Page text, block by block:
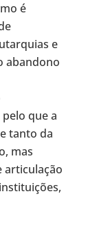
é
e
abandono
que a
tanto da
mas
articulação